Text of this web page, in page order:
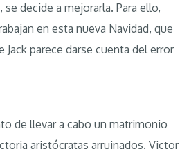
decide a mejorarla. Para ello,
en esta nueva Navidad, que
parece darse cuenta del error
de llevar a cabo un matrimonio
aristócratas arruinados. Victor